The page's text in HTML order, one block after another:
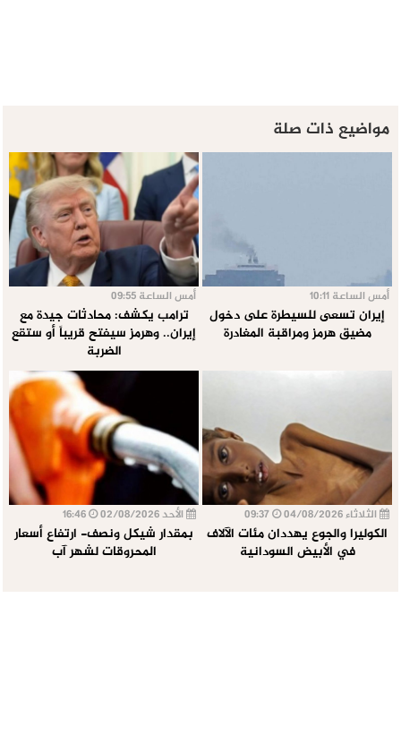
مواضيع ذات صلة
أمس الساعة 10:11
إيران تسعى للسيطرة على دخول
مضيق هرمز ومراقبة المغادرة
أمس الساعة 09:55
ترامب يكشف: محادثات جيدة مع
إيران.. وهرمز سيفتح قريباً أو ستقع
الضربة
الثلاثاء 04/08/2026
الكوليرا والجوع يهددان مئات الآلاف
في الأبيض السودانية
الأحد 02/08/2026
بمقدار شيكل ونصف- ارتفاع أسعار
المحروقات لشهر آب